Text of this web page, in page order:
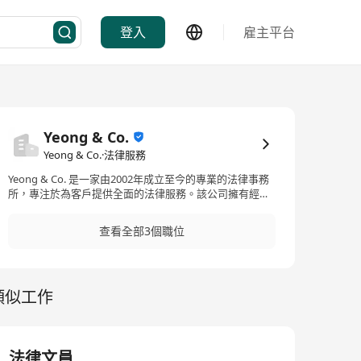
登入 雇主平台
Yeong & Co.
Yeong & Co.·法律服務
Yeong & Co. 是一家由2002年成立至今的專業的法律事務
所，專注於為客戶提供全面的法律服務。該公司擁有經驗
合約糾紛、刑事辦護、遺產事宜、物業權益。我們更專責
處理各類人身意外傷亡索償, 包括： 工傷意外、交通意
查看全部3個職位
似工作